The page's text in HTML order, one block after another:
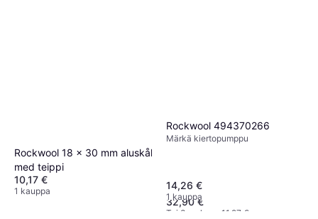
pesukoneelle
32,90 €
Tai 3 maksua 11,27 €
Rockwool 18 x 30 mm aluskål
med teippi
10,17 €
1 kauppa
Rockwool 494370266
Märkä kiertopumppu
14,26 €
1 kauppa